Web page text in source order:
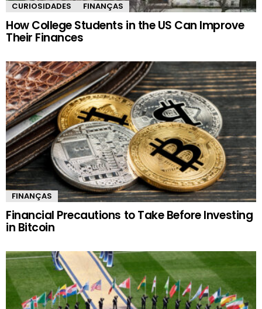
CURIOSIDADES FINANÇAS
How College Students in the US Can Improve
Their Finances
FINANÇAS
Financial Precautions to Take Before Investing
in Bitcoin